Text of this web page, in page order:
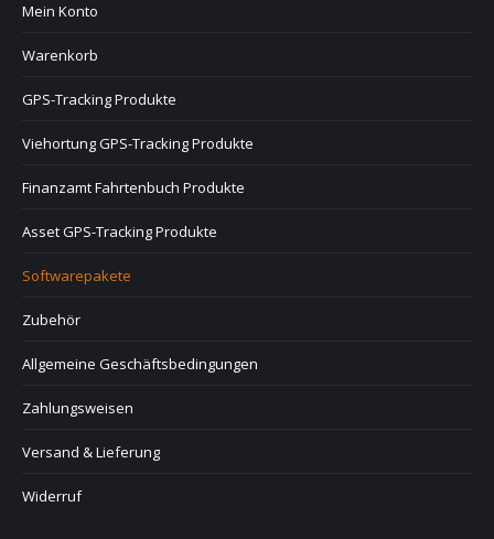
Mein Konto
Warenkorb
GPS-Tracking Produkte
Viehortung GPS-Tracking Produkte
Finanzamt Fahrtenbuch Produkte
Asset GPS-Tracking Produkte
Softwarepakete
Zubehör
Allgemeine Geschäftsbedingungen
Zahlungsweisen
Versand & Lieferung
Widerruf